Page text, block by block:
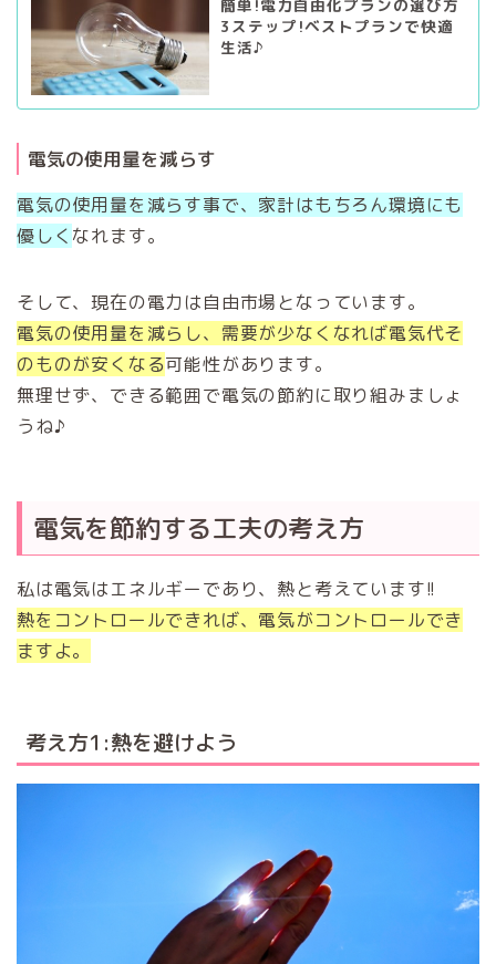
簡単!電力自由化プランの選び方
3ステップ!ベストプランで快適
生活♪
電気の使用量を減らす
電気の使用量を減らす事で、家計はもちろん環境にも
優しく なれます。
そして、現在の電力は自由市場となっています。
電気の使用量を減らし、需要が少なくなれば電気代そ
のものが安くなる可能性があります。
無理せず、できる範囲で電気の節約に取り組みましょ
うね♪
電気を節約する工夫の考え方
私は電気はエネルギーであり、熱と考えています!!
熱をコントロールできれば、電気がコントロールでき
ますよ。
考え方1:熱を避けよう